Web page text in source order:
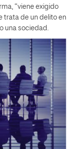
“viene exigido
trata de un delito en
una sociedad.